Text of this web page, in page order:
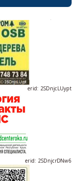
erid: 2SDnjcLUypt
erid: 2SDnjcrDNw6